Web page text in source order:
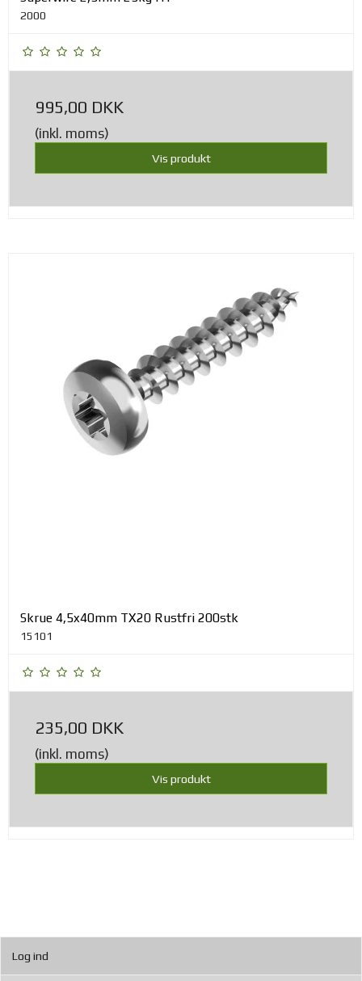
2000
995,00 DKK
(inkl. moms)
Vis produkt
Skrue 4,5x40mm TX20 Rustfri 200stk
15101
235,00 DKK
(inkl. moms)
Vis produkt
Log ind